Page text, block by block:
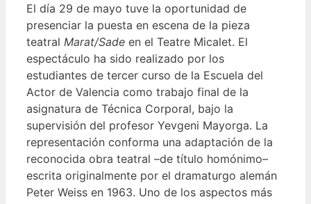
El día 29 de mayo tuve la oportunidad de
presenciar la puesta en escena de la pieza
teatral Marat/Sade en el Teatre Micalet. El
espectáculo ha sido realizado por los
estudiantes de tercer curso de la Escuela del
Actor de Valencia como trabajo final de la
asignatura de Técnica Corporal, bajo la
supervisión del profesor Yevgeni Mayorga. La
representación conforma una adaptación de la
reconocida obra teatral –de título homónimo–
escrita originalmente por el dramaturgo alemán
Peter Weiss en 1963. Uno de los aspectos más